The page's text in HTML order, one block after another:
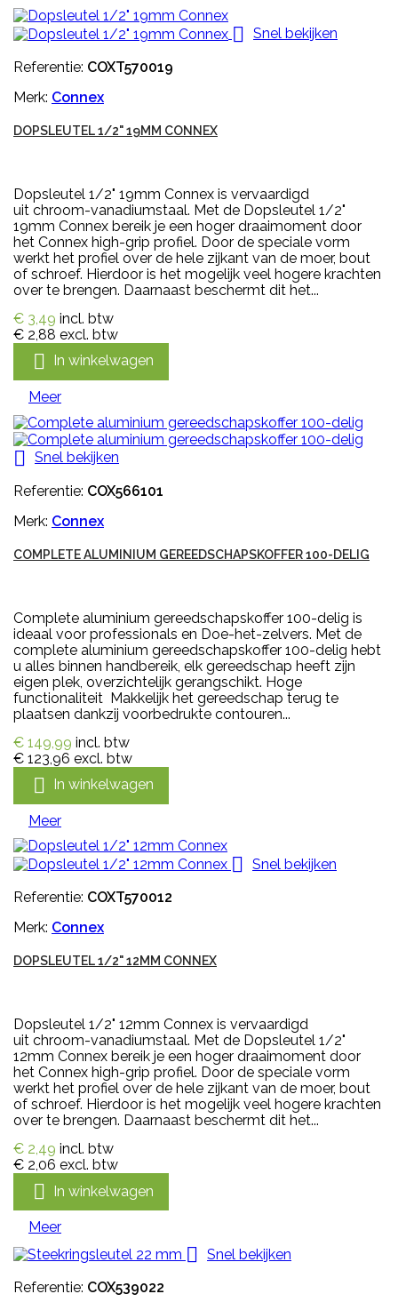
 Snel bekijken
Referentie: COXT570019
Merk: Connex
DOPSLEUTEL 1/2" 19MM CONNEX
Dopsleutel 1/2" 19mm Connex is vervaardigd
uit chroom-vanadiumstaal. Met de Dopsleutel 1/2"
19mm Connex bereik je een hoger draaimoment door
het Connex high-grip profiel. Door de speciale vorm
werkt het profiel over de hele zijkant van de moer, bout
of schroef. Hierdoor is het mogelijk veel hogere krachten
over te brengen. Daarnaast beschermt dit het...
€ 3,49 incl. btw
€ 2,88 excl. btw
 In winkelwagen
Meer
 Snel bekijken
Referentie: COX566101
Merk: Connex
COMPLETE ALUMINIUM GEREEDSCHAPSKOFFER 100-DELIG
Complete aluminium gereedschapskoffer 100-delig is
ideaal voor professionals en Doe-het-zelvers. Met de
complete aluminium gereedschapskoffer 100-delig hebt
u alles binnen handbereik, elk gereedschap heeft zijn
eigen plek, overzichtelijk gerangschikt. Hoge
functionaliteit Makkelijk het gereedschap terug te
plaatsen dankzij voorbedrukte contouren...
€ 149,99 incl. btw
€ 123,96 excl. btw
 In winkelwagen
Meer

Snel bekijken
Referentie: COXT570012
Merk: Connex
DOPSLEUTEL 1/2" 12MM CONNEX
Dopsleutel 1/2" 12mm Connex is vervaardigd
uit chroom-vanadiumstaal. Met de Dopsleutel 1/2"
12mm Connex bereik je een hoger draaimoment door
het Connex high-grip profiel. Door de speciale vorm
werkt het profiel over de hele zijkant van de moer, bout
of schroef. Hierdoor is het mogelijk veel hogere krachten
over te brengen. Daarnaast beschermt dit het...
€ 2,49 incl. btw
€ 2,06 excl. btw
 In winkelwagen
Meer

Snel bekijken
Referentie: COX539022